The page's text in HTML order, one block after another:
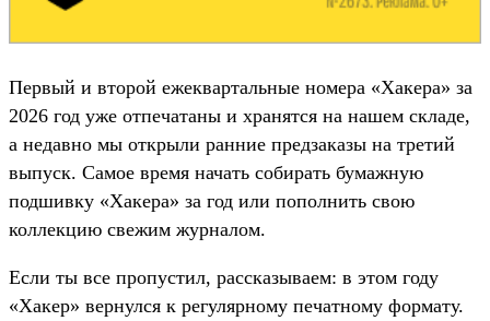
Первый и второй ежеквартальные номера «Хакера» за
2026 год уже отпечатаны и хранятся на нашем складе,
а недавно мы открыли ранние предзаказы на третий
выпуск. Самое время начать собирать бумажную
подшивку «Хакера» за год или пополнить свою
коллекцию свежим журналом.
Если ты все пропустил, рассказываем: в этом году
«Хакер» вернулся к регулярному печатному формату.